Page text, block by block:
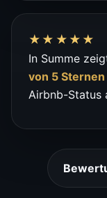
★★★★★
In Summe
von 5
Airbnb-Status